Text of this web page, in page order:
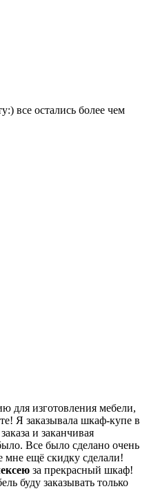
все остались более чем
для изготовления мебели,
Я заказывала шкаф-купе в
и заканчивая
Все было сделано очень
мне ещё скидку сделали!
за прекрасный шкаф!
буду заказывать только